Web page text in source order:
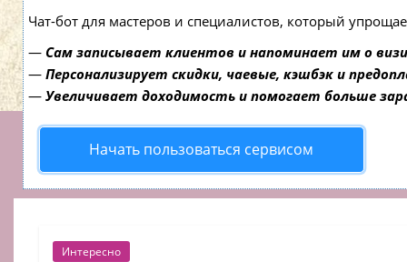
Чат-бот для мастеров и специалистов, который
— Сам записывает клиентов и напоминает им о
— Персонализирует скидки, чаевые, кэшбэк и
— Увеличивает доходимость и помогает больше
Начать пользоваться сервисом
Интересно